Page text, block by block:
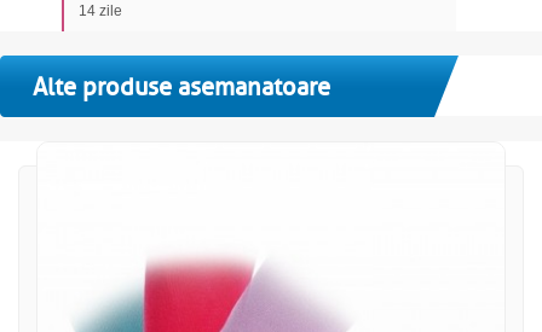
14 zile
Alte produse asemanatoare